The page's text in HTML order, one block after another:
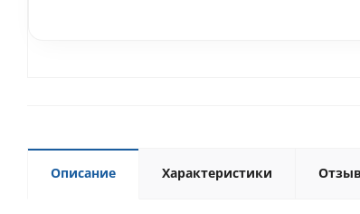
Описание Характеристики